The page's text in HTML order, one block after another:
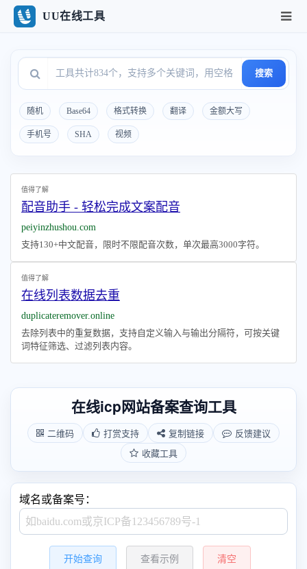
UU在线工具
搜索
随机 Base64 格式转换 翻译 金额大写
手机号 SHA 视频
值得了解
配音助手 - 轻松完成文案配音
peiyinzhushou.com
支持130+中文配音，限时不限配音次数，单次最高3000字符。
值得了解
在线列表数据去重
duplicateremover.online
去除列表中的重复数据，支持自定义输入与输出分隔符，可按关键
词特征筛选、过滤列表内容。
在线icp网站备案查询工具
二维码 打赏支持 复制链接
反馈建议
收藏工具
域名或备案号：
开始查询 查看示例 清空